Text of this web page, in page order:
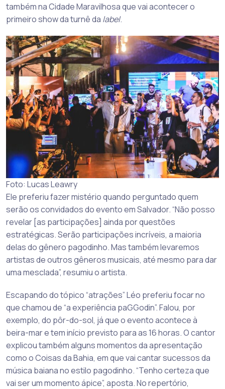
também na Cidade Maravilhosa que vai acontecer o
primeiro show da turnê da label.
Foto: Lucas Leawry
Ele preferiu fazer mistério quando perguntado quem
serão os convidados do evento em Salvador. “Não posso
revelar [as participações] ainda por questões
estratégicas. Serão participações incríveis, a maioria
delas do gênero pagodinho. Mas também levaremos
artistas de outros gêneros musicais, até mesmo para dar
uma mesclada”, resumiu o artista.
Escapando do tópico “atrações” Léo preferiu focar no
que chamou de “a experiência paGGodin”. Falou, por
exemplo, do pôr-do-sol, já que o evento acontece à
beira-mar e tem início previsto para as 16 horas. O cantor
explicou também alguns momentos da apresentação
como o Coisas da Bahia, em que vai cantar sucessos da
música baiana no estilo pagodinho. “Tenho certeza que
vai ser um momento ápice”, aposta. No repertório,